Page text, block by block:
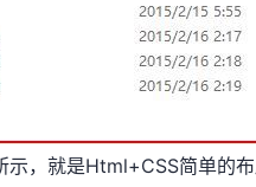
就是Html+CSS简单的布